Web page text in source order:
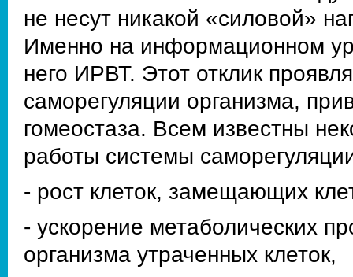
не несут никакой «силовой»
Именно на информационном
него ИРВТ. Этот отклик
саморегуляции организма,
гомеостаза. Всем известны
работы системы
- рост клеток, замещающих
- ускорение метаболических
организма утраченных клеток,